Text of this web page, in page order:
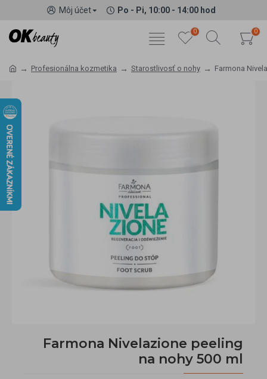
Môj účet Po - Pi, 10:00 - 14:00 hod
0 0
Profesionálna kozmetika Starostlivosť o nohy Farmona
Farmona Nivelazione peeling
na nohy 500 ml